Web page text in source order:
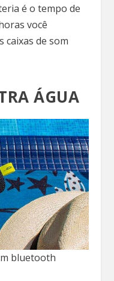
é o tempo de
você
caixas de som
ÁGUA
bluetooth